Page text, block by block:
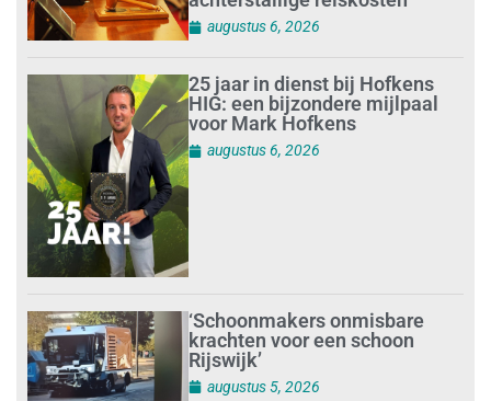
augustus 6, 2026
25 jaar in dienst bij Hofkens
HIG: een bijzondere mijlpaal
voor Mark Hofkens
augustus 6, 2026
‘Schoonmakers onmisbare
krachten voor een schoon
Rijswijk’
augustus 5, 2026